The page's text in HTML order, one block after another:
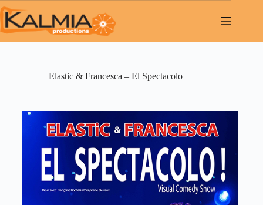
Elastic & Francesca – El Spectacolo